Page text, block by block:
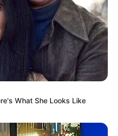
What She Looks Like